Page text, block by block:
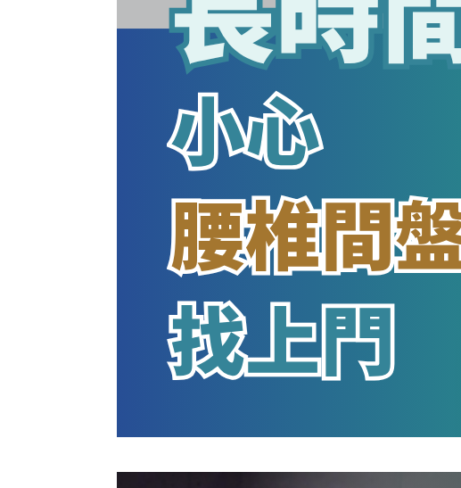
長時間搬重物，小心腰椎間盤突出找上
門
March 20, 2026